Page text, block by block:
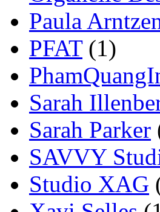
Paula
PFAT(1)
Sarah
Sarah Parker
SAVVY
Studio XAG